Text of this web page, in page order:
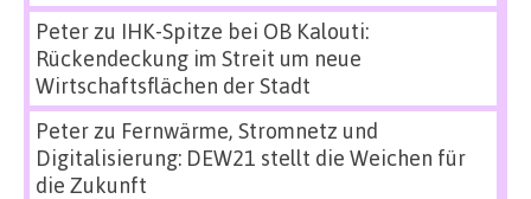
Peterzu IHK-Spitze bei OB Kalouti:
Rückendeckung im Streit um neue
Wirtschaftsflächen der Stadt
Peterzu Fernwärme, Stromnetz und
Digitalisierung: DEW21 stellt die Weichen für
die Zukunft